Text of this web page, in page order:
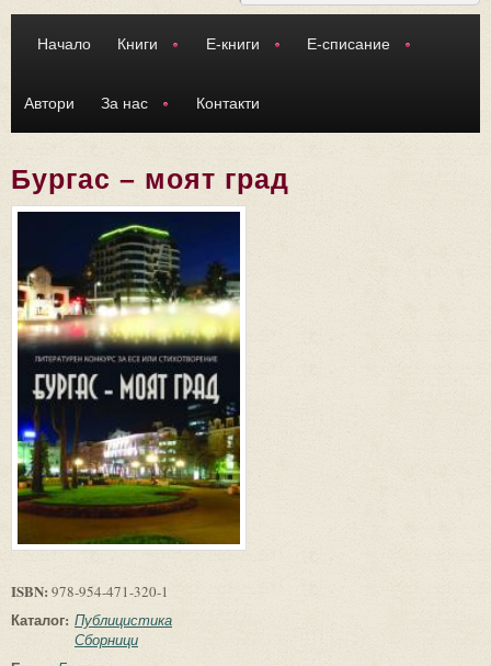
Начало Книги Е-книги Е-списание
Автори За нас Контакти
Бургас – моят град
ISBN: 978-954-471-320-1
Каталог: Публицистика
Сборници